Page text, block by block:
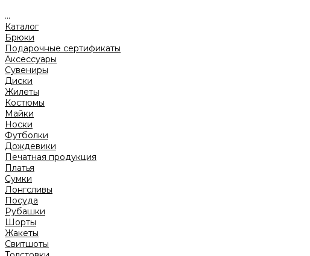
...
Каталог
Брюки
Подарочные сертификаты
Аксессуары
Сувениры
Диски
Жилеты
Костюмы
Майки
Носки
Футболки
Дождевики
Печатная продукция
Платья
Сумки
Лонгсливы
Посуда
Рубашки
Шорты
Жакеты
Свитшоты